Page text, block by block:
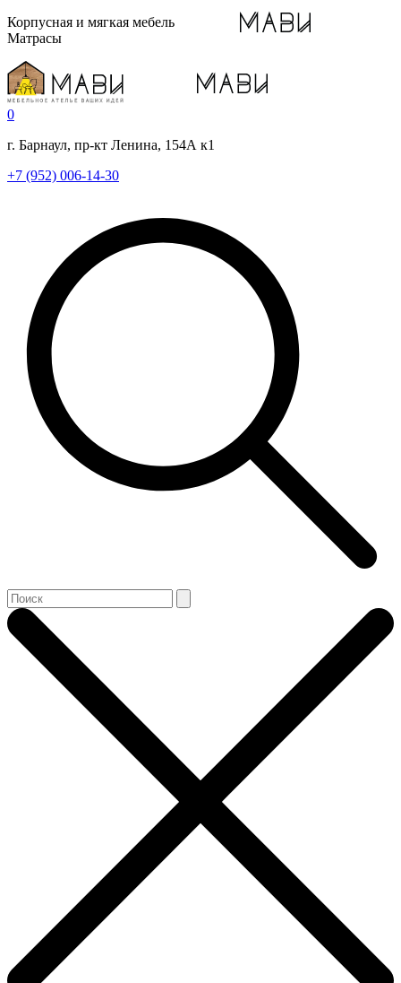
Корпусная и мягкая мебель
Матрасы
0
г. Барнаул, пр-кт Ленина, 154А к1
+7 (952) 006-14-30